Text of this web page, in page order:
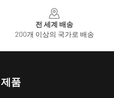
전 세계 배송
200개 이상의 국가로 배송
품